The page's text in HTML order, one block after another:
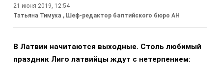
21 июня 2019, 12:54
Татьяна Тимука , Шеф-редактор балтийского бюро АН
В Латвии начитаются выходные. Столь любимый
праздник Лиго латвийцы ждут с нетерпением: